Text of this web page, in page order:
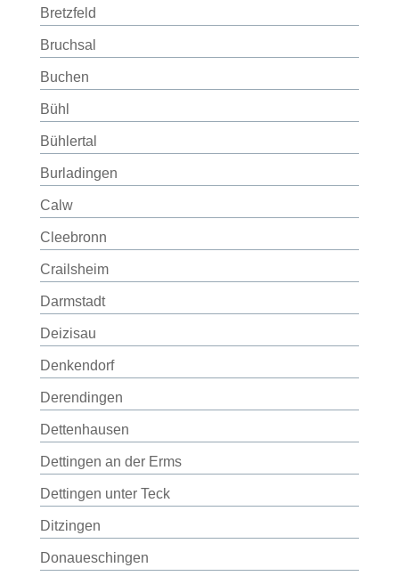
Bretzfeld
Bruchsal
Buchen
Bühl
Bühlertal
Burladingen
Calw
Cleebronn
Crailsheim
Darmstadt
Deizisau
Denkendorf
Derendingen
Dettenhausen
Dettingen an der Erms
Dettingen unter Teck
Ditzingen
Donaueschingen